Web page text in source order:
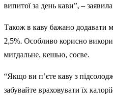
випитої за день кави”, –
Також в каву бажано додавати
2,5%. Особливо корисно
мигдальне, кешью, соєве.
“Якщо ви п’єте каву з
забувайте враховувати їх